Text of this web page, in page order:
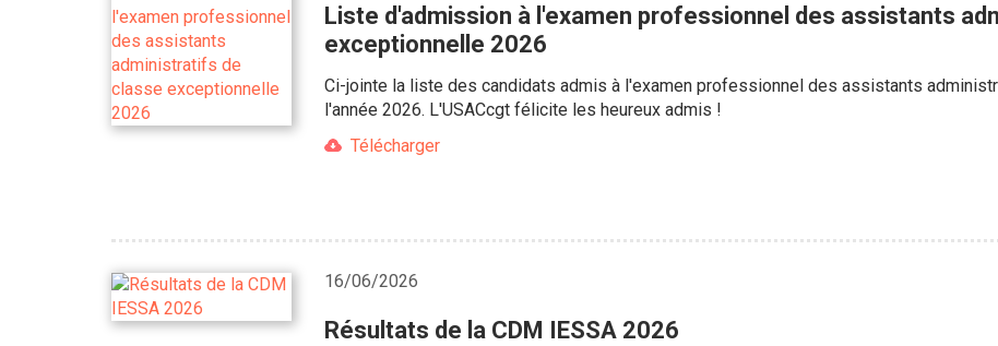
Liste d'admission à l'examen professionnel des assistants
exceptionnelle 2026
Ci-jointe la liste des candidats admis à l'examen professionnel des assistants
l'année 2026. L'USACcgt félicite les heureux admis !
Télécharger
16/06/2026
Résultats de la CDM IESSA 2026